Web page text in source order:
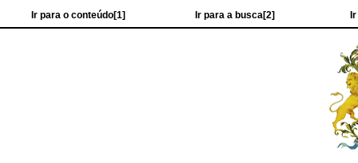
Ir para o conteúdo[1] Ir para a busca[2]